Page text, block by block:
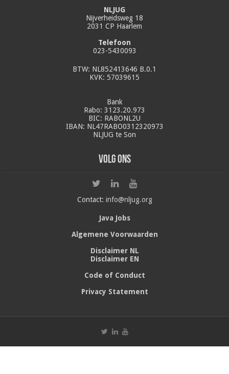
NLJUG
Nijverheidsweg 18
2031 CP Haarlem
Telefoon
023-5430093
BTW: NL852413646 B.0.1
KVK: 57039615
Bank
Rabo: 3123.20.973
BIC: RABONL2U
IBAN: NL47RABO0312320973
NLJUG te Son
Volg ons
Contact: info@nljug.org
Java Jobs
Algemene Voorwaarden
Disclaimer NL
Disclaimer EN
Code of Conduct
Privacy Statement